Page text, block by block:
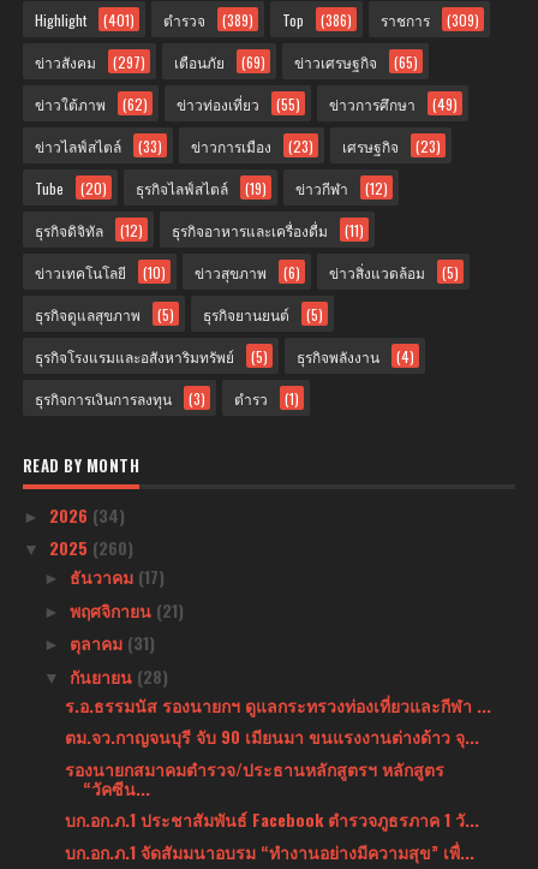
Highlight (401) ตำรวจ (389) Top (386) ราชการ (309)
ข่าวสังคม (297) เตือนภัย (69) ข่าวเศรษฐกิจ (65)
ข่าวใต้ภาพ (62) ข่าวท่องเที่ยว (55) ข่าวการศึกษา (49)
ข่าวไลฟ์สไตล์ (33) ข่าวการเมือง (23) เศรษฐกิจ (23)
Tube (20) ธุรกิจไลฟ์สไตล์ (19) ข่าวกีฬา (12)
ธุรกิจดิจิทัล (12) ธุรกิจอาหารและเครื่องดื่ม (11)
ข่าวเทคโนโลยี (10) ข่าวสุขภาพ (6) ข่าวสิ่งแวดล้อม (5)
ธุรกิจดูแลสุขภาพ (5) ธุรกิจยานยนต์ (5)
ธุรกิจโรงแรมและอสังหาริมทรัพย์ (5) ธุรกิจพลังงาน (4)
ธุรกิจการเงินการลงทุน (3) ตำรว (1)
READ BY MONTH
► 2026 (34)
▼ 2025 (260)
► ธันวาคม (17)
► พฤศจิกายน (21)
► ตุลาคม (31)
▼ กันยายน (28)
ร.อ.ธรรมนัส รองนายกฯ ดูแลกระทรวงท่องเที่ยวและกีฬา ...
ตม.จว.กาญจนบุรี จับ 90 เมียนมา ขนแรงงานต่างด้าว จุ...
รองนายกสมาคมตำรวจ/ประธานหลักสูตรฯ หลักสูตร
“วัคซีน...
บก.อก.ภ.1 ประชาสัมพันธ์ Facebook ตำรวจภูธรภาค 1 วั...
บก.อก.ภ.1 จัดสัมมนาอบรม “ทำงานอย่างมีความสุข” เพื่...